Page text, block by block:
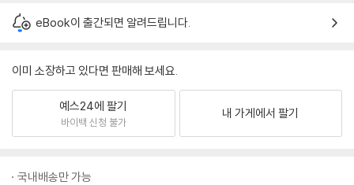
eBook이 출간되면 알려드립니다.
이미 소장하고 있다면 판매해 보세요.
예스24에 팔기
바이백 신청 불가
내 가게에서 팔기
국내배송만 가능